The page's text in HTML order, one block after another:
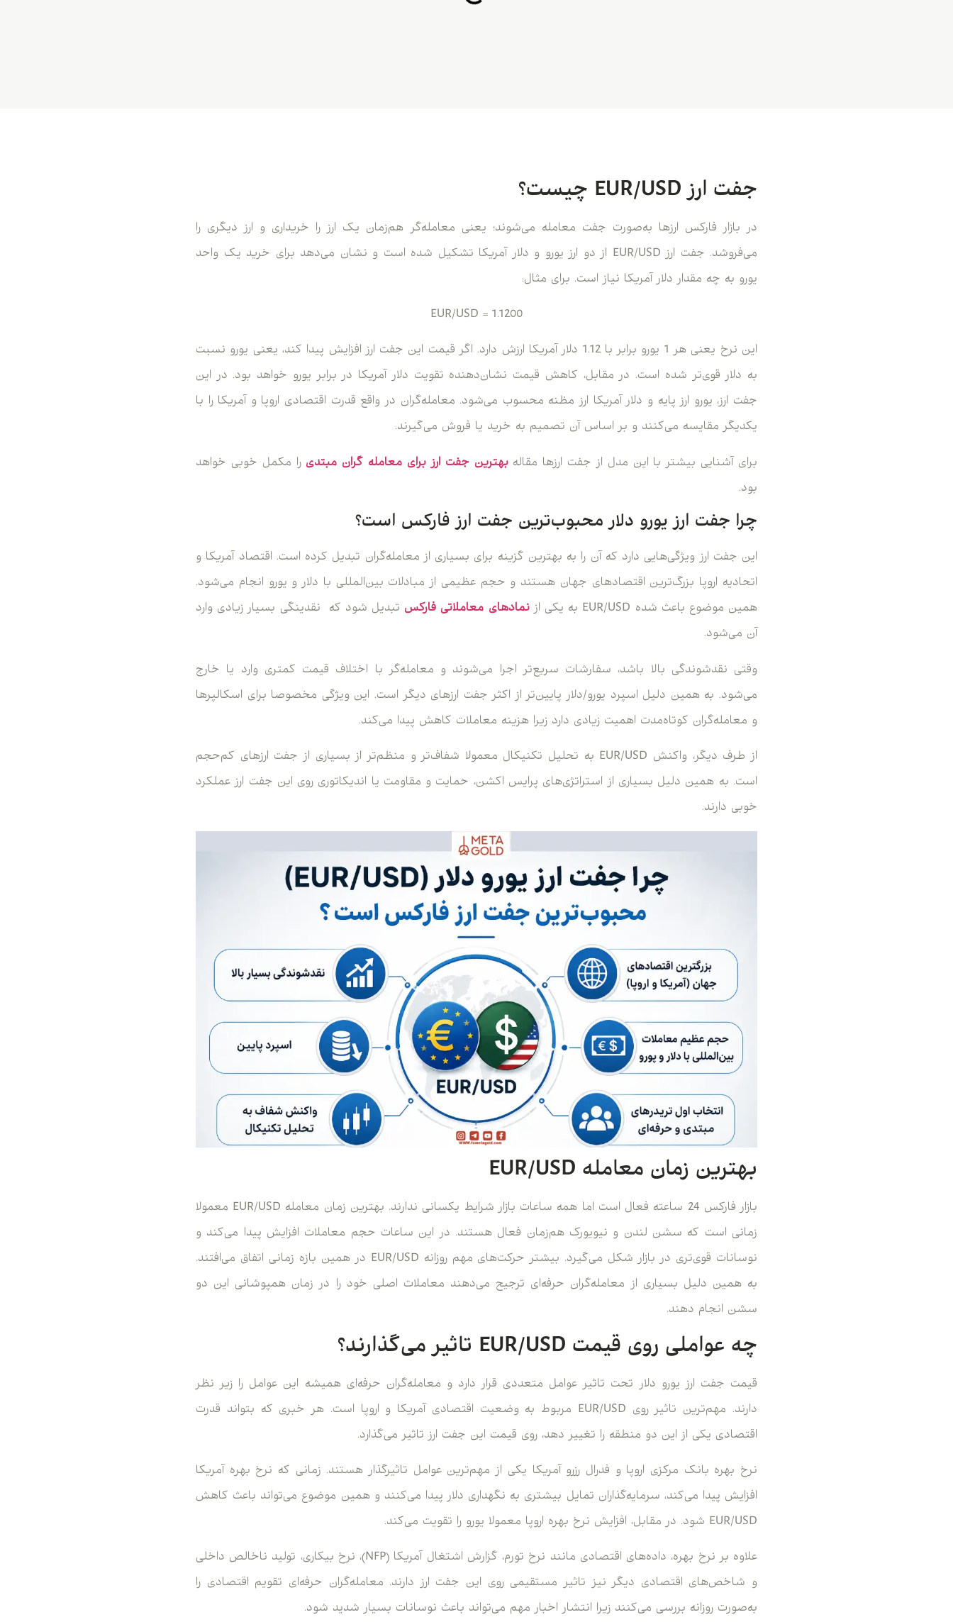
جفت ارز EUR/USD چیست؟
در بازار فارکس ارزها به‌صورت جفت معامله می‌شوند؛ یعنی معامله‌گر هم‌زمان یک ارز را خریداری و ارز دیگری را
می‌فروشد. جفت ارز EUR/USD از دو ارز یورو و دلار آمریکا تشکیل شده است و نشان می‌دهد برای خرید یک واحد
یورو به چه مقدار دلار آمریکا نیاز است. برای مثال:
EUR/USD = 1.1200
این نرخ یعنی هر 1 یورو برابر با 1.12 دلار آمریکا ارزش دارد. اگر قیمت این جفت ارز افزایش پیدا کند، یعنی یورو نسبت
به دلار قوی‌تر شده است. در مقابل، کاهش قیمت نشان‌دهنده تقویت دلار آمریکا در برابر یورو خواهد بود. در این
جفت ارز، یورو ارز پایه و دلار آمریکا ارز مظنه محسوب می‌شود. معامله‌گران در واقع قدرت اقتصادی اروپا و آمریکا را با
یکدیگر مقایسه می‌کنند و بر اساس آن تصمیم به خرید یا فروش می‌گیرند.
برای آشنایی بیشتر با این مدل از جفت ارزها مقالهبهترین جفت ارز برای معامله گران مبتدی را مکمل خوبی خواهد
بود.
چرا جفت ارز یورو دلار محبوب‌ترین جفت ارز فارکس است؟
این جفت ارز ویژگی‌هایی دارد که آن را به بهترین گزینه برای بسیاری از معامله‌گران تبدیل کرده است. اقتصاد آمریکا و
اتحادیه اروپا بزرگ‌ترین اقتصادهای جهان هستند و حجم عظیمی از مبادلات بین‌المللی با دلار و یورو انجام می‌شود.
همین موضوع باعث شده EUR/USD به یکی از
نمادهای معاملاتی فارکس تبدیل شود که نقدینگی بسیار زیادی وارد
آن می‌شود.
وقتی نقدشوندگی بالا باشد، سفارشات سریع‌تر اجرا می‌شوند و معامله‌گر با اختلاف قیمت کمتری وارد یا خارج
می‌شود. به همین دلیل اسپرد یورو/دلار پایین‌تر از اکثر جفت ارزهای دیگر است. این ویژگی مخصوصا برای اسکالپرها
و معامله‌گران کوتاه‌مدت اهمیت زیادی دارد زیرا هزینه معاملات کاهش پیدا می‌کند.
از طرف دیگر، واکنش EUR/USD به تحلیل تکنیکال معمولا شفاف‌تر و منظم‌تر از بسیاری از جفت ارزهای کم‌حجم
است. به همین دلیل بسیاری از استراتژی‌های پرایس اکشن، حمایت و مقاومت یا اندیکاتوری روی این جفت ارز عملکرد
خوبی دارند.
بهترین زمان معامله EUR/USD
بازار فارکس 24 ساعته فعال است اما همه ساعات بازار شرایط یکسانی ندارند. بهترین زمان معامله EUR/USD معمولا
زمانی است که سشن لندن و نیویورک هم‌زمان فعال هستند. در این ساعات حجم معاملات افزایش پیدا می‌کند و
نوسانات قوی‌تری در بازار شکل می‌گیرد. بیشتر حرکت‌های مهم روزانه EUR/USD در همین بازه زمانی اتفاق می‌افتند.
به همین دلیل بسیاری از معامله‌گران حرفه‌ای ترجیح می‌دهند معاملات اصلی خود را در زمان همپوشانی این دو
سشن انجام دهند.
چه عواملی روی قیمت EUR/USD تاثیر می‌گذارند؟
قیمت جفت ارز یورو دلار تحت تاثیر عوامل متعددی قرار دارد و معامله‌گران حرفه‌ای همیشه این عوامل را زیر نظر
دارند. مهم‌ترین تاثیر روی EUR/USD مربوط به وضعیت اقتصادی آمریکا و اروپا است. هر خبری که بتواند قدرت
اقتصادی یکی از این دو منطقه را تغییر دهد، روی قیمت این جفت ارز تاثیر می‌گذارد.
نرخ بهره بانک مرکزی اروپا و فدرال رزرو آمریکا یکی از مهم‌ترین عوامل تاثیرگذار هستند. زمانی که نرخ بهره آمریکا
افزایش پیدا می‌کند، سرمایه‌گذاران تمایل بیشتری به نگهداری دلار پیدا می‌کنند و همین موضوع می‌تواند باعث کاهش
EUR/USD شود. در مقابل، افزایش نرخ بهره اروپا معمولا یورو را تقویت می‌کند.
علاوه بر نرخ بهره، داده‌های اقتصادی مانند نرخ تورم، گزارش اشتغال آمریکا (NFP)، نرخ بیکاری، تولید ناخالص داخلی
و شاخص‌های اقتصادی دیگر نیز تاثیر مستقیمی روی این جفت ارز دارند. معامله‌گران حرفه‌ای تقویم اقتصادی را
به‌صورت روزانه بررسی می‌کنند زیرا انتشار اخبار مهم می‌تواند باعث نوسانات بسیار شدید شود.